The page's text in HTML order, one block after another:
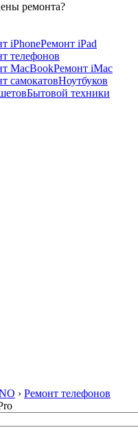
ремонта?
iPhoneРемонт iPad
телефонов
MacBookРемонт iMac
самокатовНоутбуков
Бытовой техники
› Ремонт телефонов